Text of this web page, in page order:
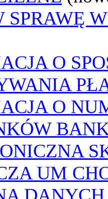
SPRAWĘ
O
O
UM